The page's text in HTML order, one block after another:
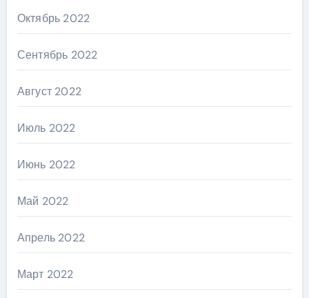
Октябрь 2022
Сентябрь 2022
Август 2022
Июль 2022
Июнь 2022
Май 2022
Апрель 2022
Март 2022